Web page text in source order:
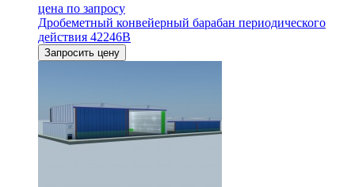
цена по запросу
Дробеметный конвейерный барабан периодического
действия 42246В
Запросить цену